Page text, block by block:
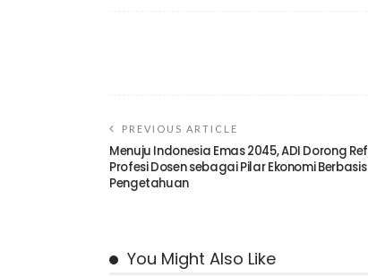
PREVIOUS ARTICLE
Menuju Indonesia Emas 2045, ADI Dorong
Profesi Dosen sebagai Pilar Ekonomi Berbasis
Pengetahuan
You Might Also Like